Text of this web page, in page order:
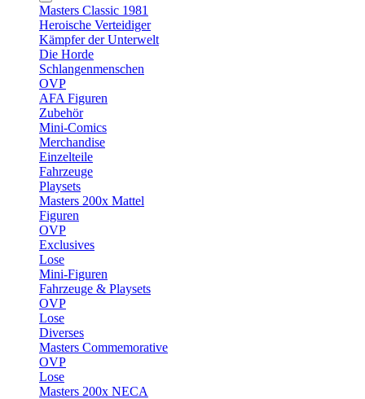
Masters Classic 1981
Heroische Verteidiger
Kämpfer der Unterwelt
Die Horde
Schlangenmenschen
OVP
AFA Figuren
Zubehör
Mini-Comics
Merchandise
Einzelteile
Fahrzeuge
Playsets
Masters 200x Mattel
Figuren
OVP
Exclusives
Lose
Mini-Figuren
Fahrzeuge & Playsets
OVP
Lose
Diverses
Masters Commemorative
OVP
Lose
Masters 200x NECA